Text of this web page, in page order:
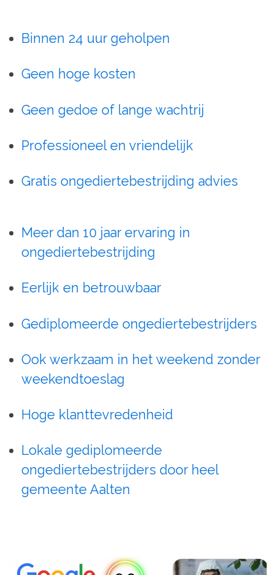
Binnen 24 uur geholpen
Geen hoge kosten
Geen gedoe of lange wachtrij
Professioneel en vriendelijk
Gratis ongediertebestrijding advies
Meer dan 10 jaar ervaring in
ongediertebestrijding
Eerlijk en betrouwbaar
Gediplomeerde ongediertebestrijders
Ook werkzaam in het weekend zonder
weekendtoeslag
Hoge klanttevredenheid
Lokale gediplomeerde
ongediertebestrijders door heel
gemeente Aalten